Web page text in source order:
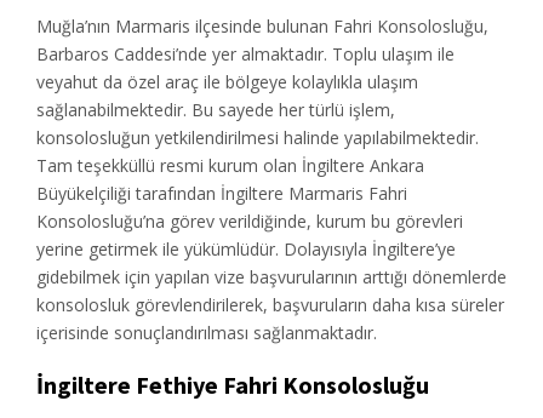
Muğla’nın Marmaris ilçesinde bulunan Fahri Konsolosluğu,
Barbaros Caddesi’nde yer almaktadır. Toplu ulaşım ile
veyahut da özel araç ile bölgeye kolaylıkla ulaşım
sağlanabilmektedir. Bu sayede her türlü işlem,
konsolosluğun yetkilendirilmesi halinde yapılabilmektedir.
Tam teşekküllü resmi kurum olan İngiltere Ankara
Büyükelçiliği tarafından İngiltere Marmaris Fahri
Konsolosluğu’na görev verildiğinde, kurum bu görevleri
yerine getirmek ile yükümlüdür. Dolayısıyla İngiltere’ye
gidebilmek için yapılan vize başvurularının arttığı dönemlerde
konsolosluk görevlendirilerek, başvuruların daha kısa süreler
içerisinde sonuçlandırılması sağlanmaktadır.
İngiltere Fethiye Fahri Konsolosluğu